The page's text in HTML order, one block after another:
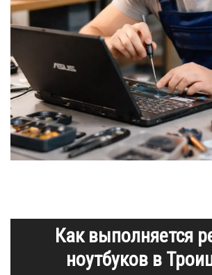
Как выполняется
ноутбуков в